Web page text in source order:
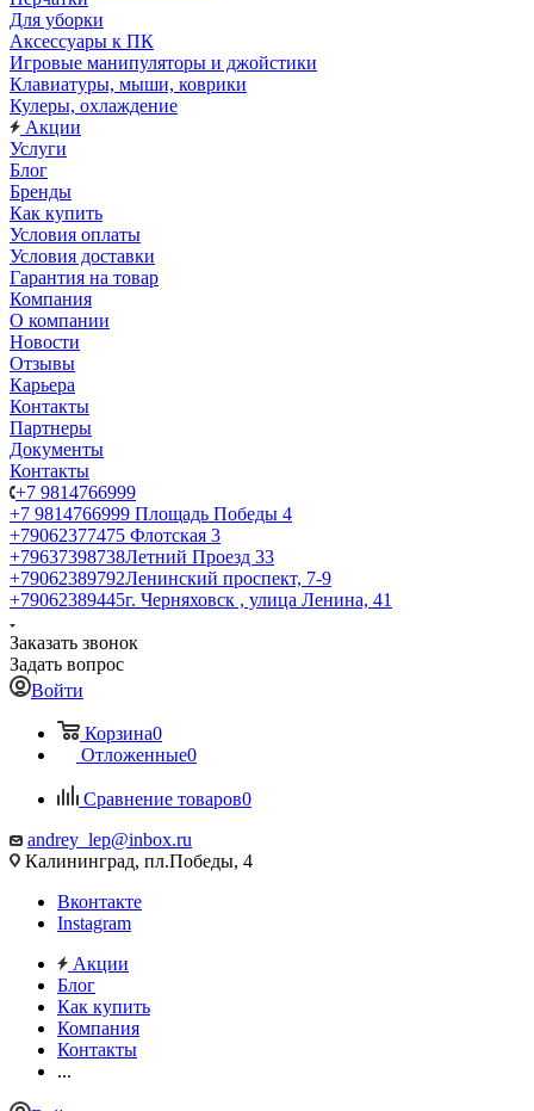
Для уборки
Аксессуары к ПК
Игровые манипуляторы и джойстики
Клавиатуры, мыши, коврики
Кулеры, охлаждение
Акции
Услуги
Блог
Бренды
Как купить
Условия оплаты
Условия доставки
Гарантия на товар
Компания
О компании
Новости
Отзывы
Карьера
Контакты
Партнеры
Документы
Контакты
+7 9814766999
+7 9814766999 Площадь Победы 4
+79062377475 Флотская 3
+79637398738Летний Проезд 33
+79062389792Ленинский проспект, 7-9
+79062389445г. Черняховск , улица Ленина, 41
Заказать звонок
Задать вопрос
Войти
Корзина0
Отложенные0
Сравнение товаров0
andrey_lep@inbox.ru
Калининград, пл.Победы, 4
Вконтакте
Instagram
Акции
Блог
Как купить
Компания
Контакты
...